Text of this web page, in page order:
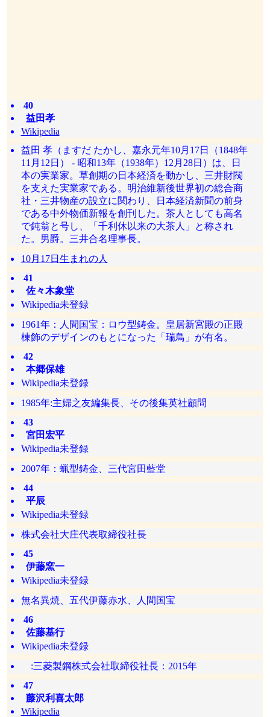
40
益田孝
Wikipedia
益田 孝（ますだ たかし、嘉永元年10月17日（1848年
11月12日） - 昭和13年（1938年）12月28日）は、日
本の実業家。草創期の日本経済を動かし、三井財閥
を支えた実業家である。明治維新後世界初の総合商
社・三井物産の設立に関わり、日本経済新聞の前身
である中外物価新報を創刊した。茶人としても高名
で鈍翁と号し、「千利休以来の大茶人」と称され
た。男爵。三井合名理事長。
10月17日生まれの人
41
佐々木象堂
Wikipedia未登録
1961年：人間国宝：ロウ型鋳金。皇居新宮殿の正殿
棟飾のデザインのもとになった「瑞鳥」が有名。
42
本郷保雄
Wikipedia未登録
1985年:主婦之友編集長、その後集英社顧問
43
宮田宏平
Wikipedia未登録
2007年：蝋型鋳金、三代宮田藍堂
44
平辰
Wikipedia未登録
株式会社大庄代表取締役社長
45
伊藤窯一
Wikipedia未登録
無名異焼、五代伊藤赤水、人間国宝
46
佐藤基行
Wikipedia未登録
:三菱製鋼株式会社取締役社長：2015年
47
藤沢利喜太郎
Wikipedia